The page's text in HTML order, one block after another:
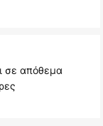
σε απόθεμα